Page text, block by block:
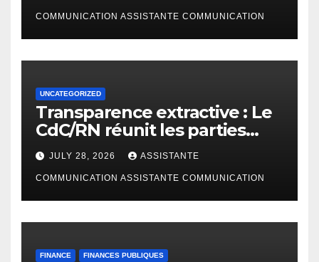
COMMUNICATION ASSISTANTE COMMUNICATION
UNCATEGORIZED
Transparence extractive : Le
CdC/RN réunit les parties
prenantes à Bunia pour
enrichir le rapport de
cadrage ITIE RDC 2024
JULY 28, 2026 ASSISTANTE
COMMUNICATION ASSISTANTE COMMUNICATION
FINANCE FINANCES PUBLIQUES